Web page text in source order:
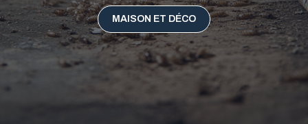
MAISON ET DÉCO